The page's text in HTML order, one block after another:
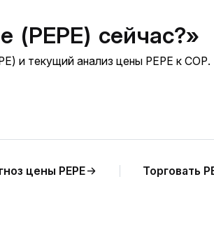
(PEPE) сейчас?»
и текущий анализ цены PEPE к COP.
цены PEPE Торговать